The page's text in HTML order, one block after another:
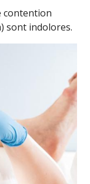
contention
sont indolores.